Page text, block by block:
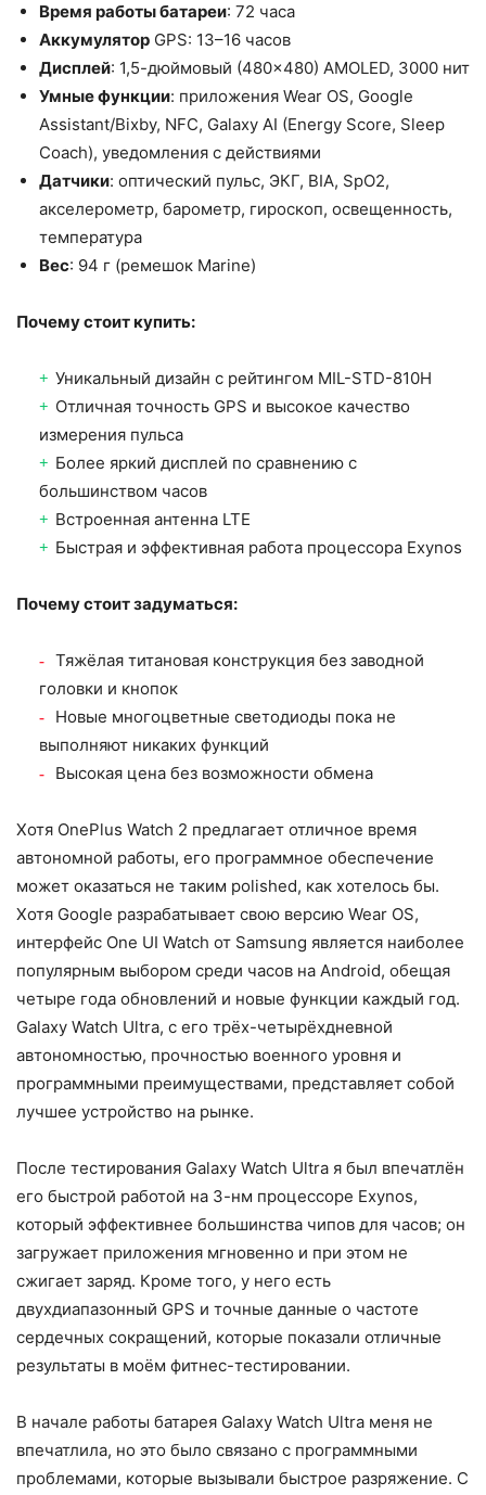
Время работы батареи: 72 часа
Аккумулятор GPS: 13–16 часов
Дисплей: 1,5-дюймовый (480×480) AMOLED, 3000 нит
Умные функции: приложения Wear OS, Google
Assistant/Bixby, NFC, Galaxy AI (Energy Score, Sleep
Coach), уведомления с действиями
Датчики: оптический пульс, ЭКГ, BIA, SpO2,
акселерометр, барометр, гироскоп, освещенность,
температура
Вес: 94 г (ремешок Marine)
Почему стоит купить:
Уникальный дизайн с рейтингом MIL-STD-810H
Отличная точность GPS и высокое качество
измерения пульса
Более яркий дисплей по сравнению с
большинством часов
Встроенная антенна LTE
Быстрая и эффективная работа процессора Exynos
Почему стоит задуматься:
Тяжёлая титановая конструкция без заводной
головки и кнопок
Новые многоцветные светодиоды пока не
выполняют никаких функций
Высокая цена без возможности обмена
Хотя OnePlus Watch 2 предлагает отличное время
автономной работы, его программное обеспечение
может оказаться не таким polished, как хотелось бы.
Хотя Google разрабатывает свою версию Wear OS,
интерфейс One UI Watch от Samsung является наиболее
популярным выбором среди часов на Android, обещая
четыре года обновлений и новые функции каждый год.
Galaxy Watch Ultra, с его трёх-четырёхдневной
автономностью, прочностью военного уровня и
программными преимуществами, представляет собой
лучшее устройство на рынке.
После тестирования Galaxy Watch Ultra я был впечатлён
его быстрой работой на 3-нм процессоре Exynos,
который эффективнее большинства чипов для часов; он
загружает приложения мгновенно и при этом не
сжигает заряд. Кроме того, у него есть
двухдиапазонный GPS и точные данные о частоте
сердечных сокращений, которые показали отличные
результаты в моём фитнес-тестировании.
В начале работы батарея Galaxy Watch Ultra меня не
впечатлила, но это было связано с программными
проблемами, которые вызывали быстрое разряжение. С